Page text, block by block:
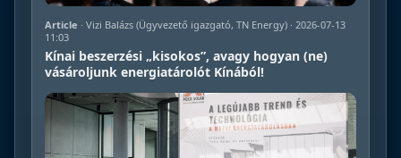
Article · Vizi Balázs (Ügyvezető igazgató, TN Energy) · 2026-07-13
11:03
Kínai beszerzési „kisokos”, avagy hogyan (ne)
vásároljunk energiatárolót Kínából!